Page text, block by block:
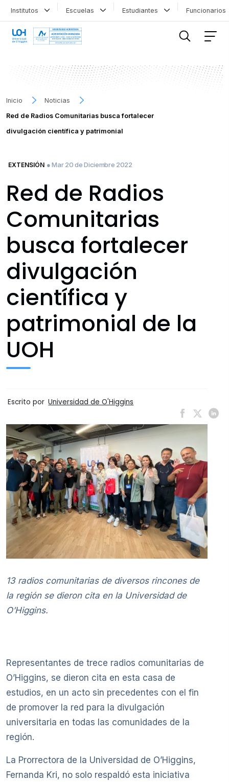
Institutos Escuelas Estudiantes
Inicio
Noticias
Red de Radios Comunitarias busca fortalecer
divulgación científica y patrimonial
EXTENSIÓN ● Mar 20 de Diciembre 2022
Red de Radios
Comunitarias
busca fortalecer
divulgación
científica y
patrimonial de la
UOH
Escrito por Universidad de O'Higgins
13 radios comunitarias de diversos rincones de
la región se dieron cita en la Universidad de
O’Higgins.
Representantes de trece radios comunitarias de
O’Higgins, se dieron cita en esta casa de
estudios, en un acto sin precedentes con el fin
de promover la red para la divulgación
universitaria en todas las comunidades de la
región.
La Prorrectora de la Universidad de O’Higgins,
Fernanda Kri, no solo respaldó esta iniciativa